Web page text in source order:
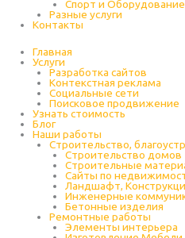
Спорт и Оборудование
Разные услуги
Контакты
Главная
Услуги
Разработка сайтов
Контекстная реклама
Социальные сети
Поисковое продвижение
Узнать стоимость
Блог
Наши работы
Строительство,
Строительство домов
Строительные
Сайты по
Ландшафт,
Инженерные
Бетонные изделия
Ремонтные работы
Элементы интерьера